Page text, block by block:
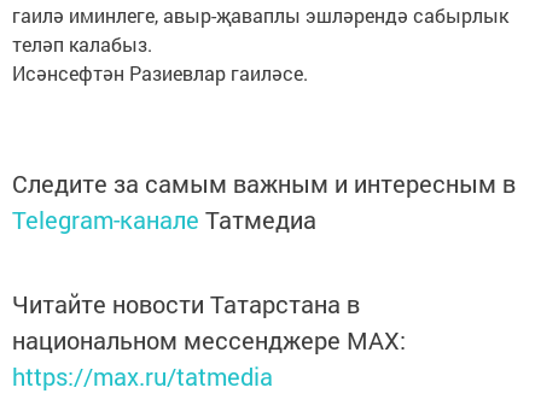
гаилә иминлеге, авыр-җаваплы эшләрендә сабырлык
теләп калабыз.
Исәнсефтән Разиевлар гаиләсе.
Следите за самым важным и интересным в
Telegram-канале Татмедиа
Читайте новости Татарстана в
национальном мессенджере MАХ:
https://max.ru/tatmedia